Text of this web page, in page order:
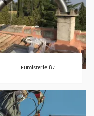
Fumisterie 87